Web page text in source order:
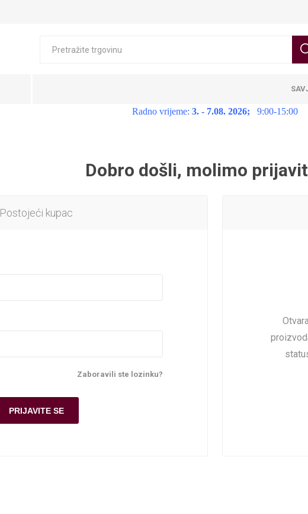
Radno vrijeme: 3. - 7.08. 2026; 9:00-15:00
Dobro došli, molimo
Postojeći kupac
Zaboravili ste lozinku?